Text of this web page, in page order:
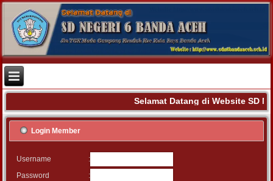
Selamat Datang di Website SD
Login Member
Username
:
Password
: